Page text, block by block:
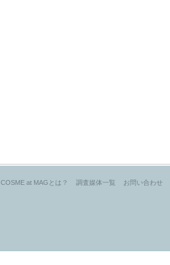
COSME at MAGとは？ 調査媒体一覧 お問い合わせ